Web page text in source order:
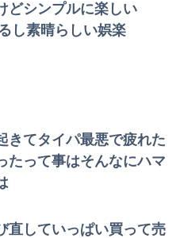
どシンプルに楽しい
し素晴らしい娯楽
きてタイパ最悪で疲れた
たって事はそんなにハマ
直していっぱい買って売